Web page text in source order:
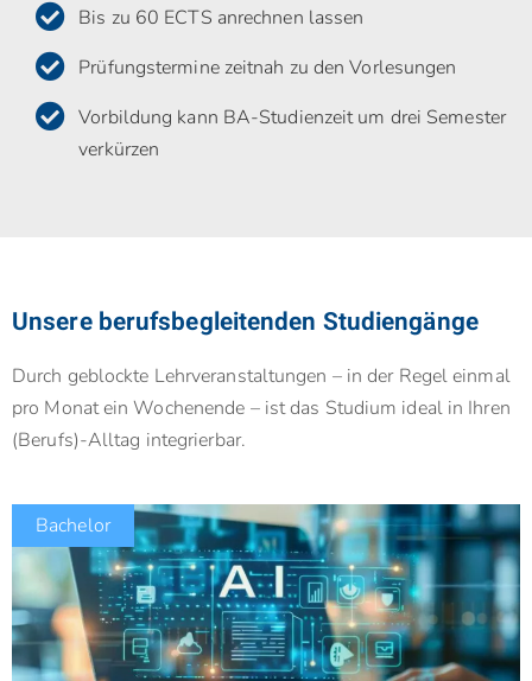
Bis zu 60 ECTS anrechnen lassen
Prüfungstermine zeitnah zu den Vorlesungen
Vorbildung kann BA-Studienzeit um drei Semester
verkürzen
Unsere berufsbegleitenden Studiengänge
Durch geblockte Lehrveranstaltungen – in der Regel einmal
pro Monat ein Wochenende – ist das Studium ideal in Ihren
(Berufs)-Alltag integrierbar.
Bachelor